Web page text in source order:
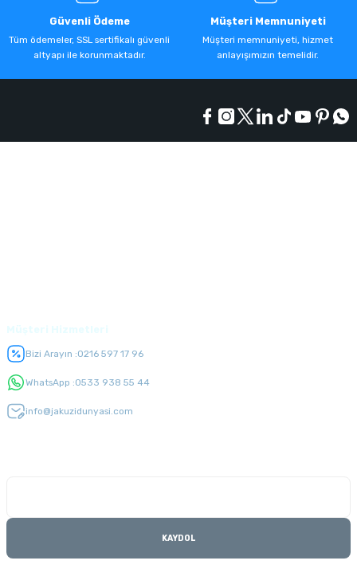
Güvenli Ödeme
Tüm ödemeler, SSL sertifikalı güvenli
altyapı ile korunmaktadır.
Müşteri Memnuniyeti
Müşteri memnuniyeti, hizmet
anlayışımızın temelidir.
Bizi Arayın :0216 597 17 96
WhatsApp :0533 938 55 44
info@jakuzidunyasi.com
KAYDOL